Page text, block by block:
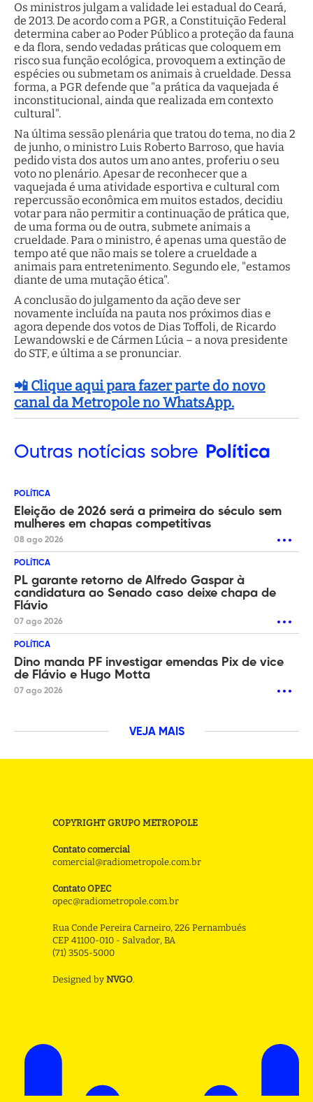
Os ministros julgam a validade lei estadual do Ceará,
de 2013. De acordo com a PGR, a Constituição Federal
determina caber ao Poder Público a proteção da fauna
e da flora, sendo vedadas práticas que coloquem em
risco sua função ecológica, provoquem a extinção de
espécies ou submetam os animais à crueldade. Dessa
forma, a PGR defende que "a prática da vaquejada é
inconstitucional, ainda que realizada em contexto
cultural".
Na última sessão plenária que tratou do tema, no dia 2
de junho, o ministro Luis Roberto Barroso, que havia
pedido vista dos autos um ano antes, proferiu o seu
voto no plenário. Apesar de reconhecer que a
vaquejada é uma atividade esportiva e cultural com
repercussão econômica em muitos estados, decidiu
votar para não permitir a continuação de prática que,
de uma forma ou de outra, submete animais a
crueldade. Para o ministro, é apenas uma questão de
tempo até que não mais se tolere a crueldade a
animais para entretenimento. Segundo ele, "estamos
diante de uma mutação ética".
A conclusão do julgamento da ação deve ser
novamente incluída na pauta nos próximos dias e
agora depende dos votos de Dias Toffoli, de Ricardo
Lewandowski e de Cármen Lúcia – a nova presidente
do STF, e última a se pronunciar.
📲 Clique aqui para fazer parte do novo
canal da Metropole no WhatsApp.
Outras notícias sobre Política
POLÍTICA
Eleição de 2026 será a primeira do século sem
mulheres em chapas competitivas
08 ago 2026
POLÍTICA
PL garante retorno de Alfredo Gaspar à
candidatura ao Senado caso deixe chapa de
Flávio
07 ago 2026
POLÍTICA
Dino manda PF investigar emendas Pix de vice
de Flávio e Hugo Motta
07 ago 2026
VEJA MAIS
COPYRIGHT GRUPO METROPOLE
Contato comercial
comercial@radiometropole.com.br
Contato OPEC
opec@radiometropole.com.br
Rua Conde Pereira Carneiro, 226 Pernambués
CEP 41100-010 - Salvador, BA
(71) 3505-5000
Designed by NVGO.